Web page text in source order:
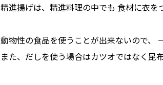
精進揚げは、精進料理の中でも 食材に衣を
動物性の食品を使うことが出来ないので、
また、だしを使う場合はカツオではなく昆